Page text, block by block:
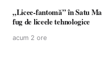
„Licee-fantomă” în Satu Mare? Absolvenții de clasa
fug de liceele tehnologice
acum 2 ore